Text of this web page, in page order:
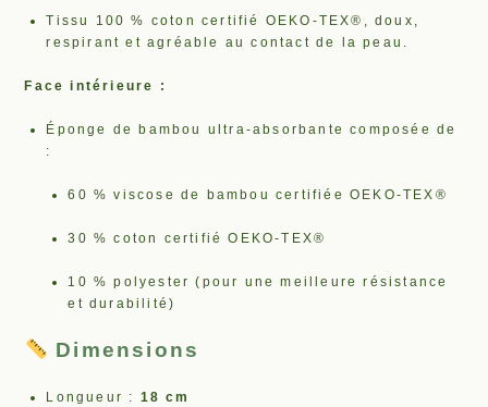
Tissu 100 % coton certifié OEKO-TEX®, doux,
respirant et agréable au contact de la peau.
Face intérieure :
Éponge de bambou ultra-absorbante composée de
:
60 % viscose de bambou certifiée OEKO-TEX®
30 % coton certifié OEKO-TEX®
10 % polyester (pour une meilleure résistance
et durabilité)
Dimensions
Longueur : 18 cm